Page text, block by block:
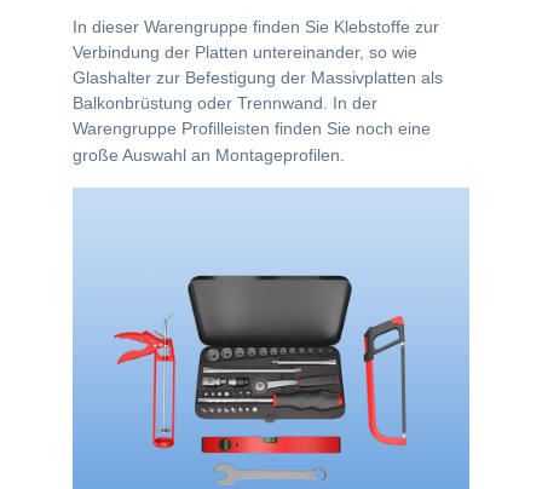
In dieser Warengruppe finden Sie Klebstoffe zur
Verbindung der Platten untereinander, so wie
Glashalter zur Befestigung der Massivplatten als
Balkonbrüstung oder Trennwand. In der
Warengruppe Profilleisten finden Sie noch eine
große Auswahl an Montageprofilen.